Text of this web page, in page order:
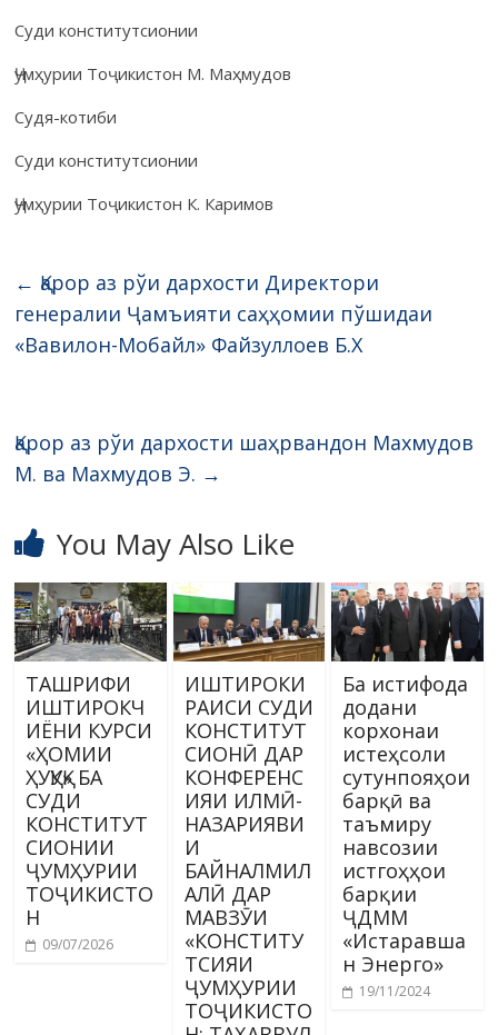
Суди конститутсионии
Ҷумҳурии Тоҷикистон М. Маҳмудов
Судя-котиби
Суди конститутсионии
Ҷумҳурии Тоҷикистон К. Каримов
← Қарор аз рўи дархости Директори
генералии Ҷамъияти саҳҳомии пўшидаи
«Вавилон-Мобайл» Файзуллоев Б.Х
Қарор аз рўи дархости шаҳрвандон Махмудов
М. ва Махмудов Э. →
You May Also Like
ТАШРИФИ
ИШТИРОКЧ
ИЁНИ КУРСИ
«ҲОМИИ
ҲУҚУҚ» БА
СУДИ
КОНСТИТУТ
СИОНИИ
ҶУМҲУРИИ
ТОҶИКИСТО
Н
09/07/2026
ИШТИРОКИ
РАИСИ СУДИ
КОНСТИТУТ
СИОНӢ ДАР
КОНФЕРЕНС
ИЯИ ИЛМӢ-
НАЗАРИЯВИ
И
БАЙНАЛМИЛ
АЛӢ ДАР
МАВЗӮИ
«КОНСТИТУ
ТСИЯИ
ҶУМҲУРИИ
ТОҶИКИСТО
Ба истифода
додани
корхонаи
истеҳсоли
сутунпояҳои
барқӣ ва
таъмиру
навсозии
истгоҳҳои
барқии
ҶДММ
«Истаравша
н Энерго»
19/11/2024